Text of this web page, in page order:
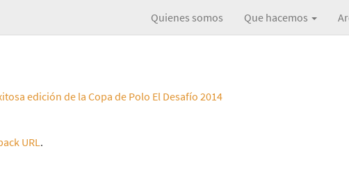
Quienes somos Que hacemos
edición de la Copa de Polo El Desafío 2014
URL.